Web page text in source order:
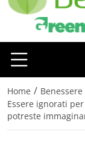
Home / Benessere
Essere ignorati
potreste